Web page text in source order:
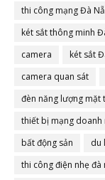
thi công mạng Đà
két sắt thông minh
camera
két sắt
camera quan sát
đèn năng lượng mặt
thiết bị mạng doanh
bất động sản
du
thi công điện nhẹ đà